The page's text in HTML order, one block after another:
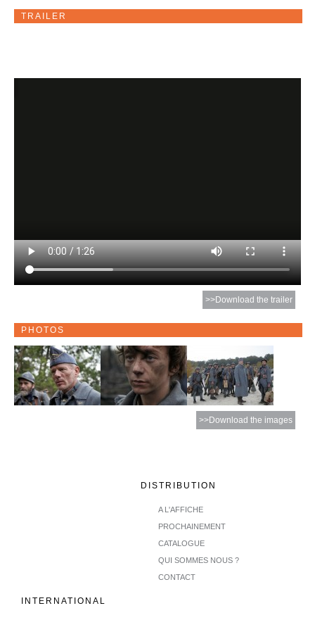
TRAILER
>>Download the trailer
PHOTOS
>>Download the images
DISTRIBUTION
A L'AFFICHE
PROCHAINEMENT
CATALOGUE
QUI SOMMES NOUS ?
CONTACT
INTERNATIONAL